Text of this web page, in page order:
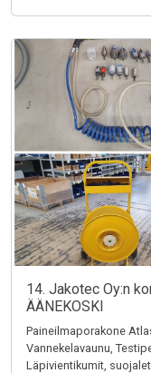
14. Jakotec Oy:n
ÄÄNEKOSKI
Paineilmaporakone
Vannekelavaunu,
Läpivientikumit,